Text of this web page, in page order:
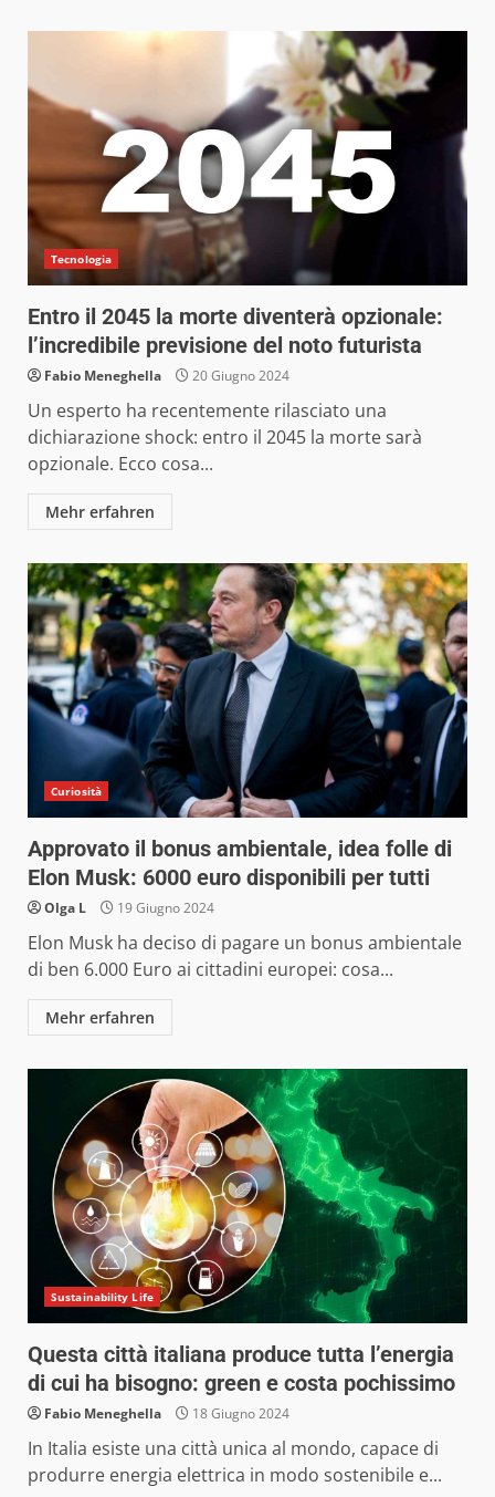
Tecnologia
Entro il 2045 la morte diventerà opzionale:
l’incredibile previsione del noto futurista
Fabio Meneghella 20 Giugno 2024
Un esperto ha recentemente rilasciato una
dichiarazione shock: entro il 2045 la morte sarà
opzionale. Ecco cosa...
Mehr erfahren
Curiosità
Approvato il bonus ambientale, idea folle di
Elon Musk: 6000 euro disponibili per tutti
Olga L 19 Giugno 2024
Elon Musk ha deciso di pagare un bonus ambientale
di ben 6.000 Euro ai cittadini europei: cosa...
Mehr erfahren
Sustainability Life
Questa città italiana produce tutta l’energia
di cui ha bisogno: green e costa pochissimo
Fabio Meneghella 18 Giugno 2024
In Italia esiste una città unica al mondo, capace di
produrre energia elettrica in modo sostenibile e...